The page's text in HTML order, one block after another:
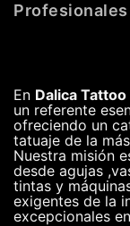
Profesionales
En Dalica
un referente
ofreciendo un
tatuaje de la
Nuestra misión
desde agujas
tintas y
exigentes de la
excepcionales